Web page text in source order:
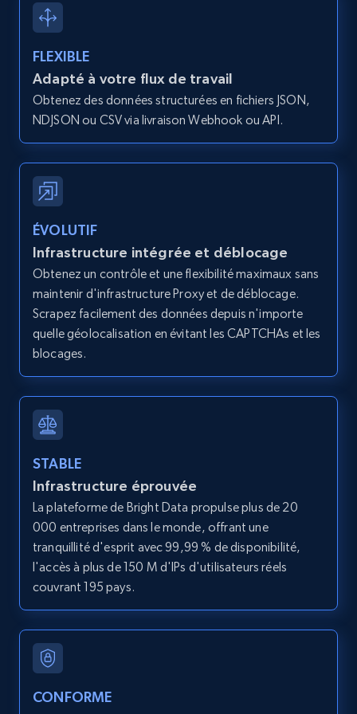
Zillow properties listing information -
Discover by custom filters - location, home
type and status
Zpid, City, State, HomeStatus, Address,
IsListingClaimedByCurrentSignedInUser,
IsCurrentSignedInAgentResponsible, Bedrooms,
and more.
Zillow properties listing information -
Search by parameters on zillow and use the
direct link as input
Zpid, City, State, HomeStatus, Address,
IsListingClaimedByCurrentSignedInUser,
IsCurrentSignedInAgentResponsible, Bedrooms,
and more.
LinkedIn posts
URL, ID, User id, Use url, Title, Headline, Post
text, Date posted, and more.
11.3K+ 1.5K+ Essai gratuit
LinkedIn posts - Discover user's articles by
URL
URL, ID, User id, Use url, Title, Headline, Post
FLEXIBLE
Adapté à votre flux de travail
Obtenez des données structurées en fichiers JSON,
NDJSON ou CSV via livraison Webhook ou API.
ÉVOLUTIF
Infrastructure intégrée et déblocage
Obtenez un contrôle et une flexibilité maximaux sans
maintenir d'infrastructure Proxy et de déblocage.
Scrapez facilement des données depuis n'importe
quelle géolocalisation en évitant les CAPTCHAs et les
blocages.
STABLE
Infrastructure éprouvée
La plateforme de Bright Data propulse plus de 20
000 entreprises dans le monde, offrant une
tranquillité d'esprit avec 99,99 % de disponibilité,
l'accès à plus de 150 M d'IPs d'utilisateurs réels
couvrant 195 pays.
CONFORME